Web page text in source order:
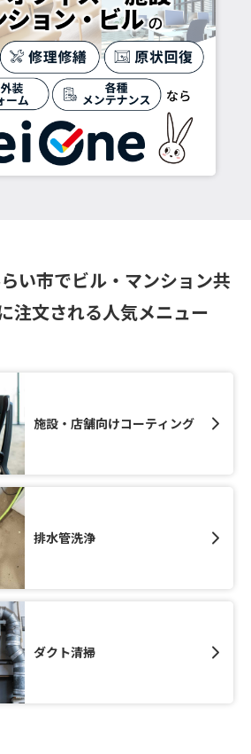
い市でビル・マンション共
注文される人気メニュー
施設・店舗向けコーティング
排水管洗浄
ダクト清掃